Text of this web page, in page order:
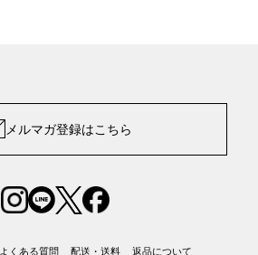
メルマガ登録はこちら
よくある質問 配送・送料 返品について